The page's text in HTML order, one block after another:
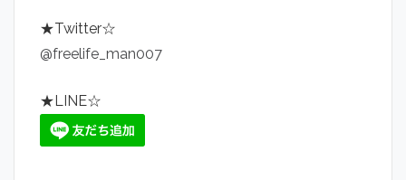
★Twitter☆
@freelife_man007
★LINE☆